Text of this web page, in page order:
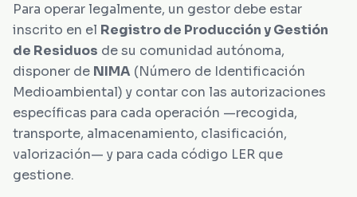
Para operar legalmente, un gestor debe estar
inscrito en el Registro de Producción y Gestión
de Residuos de su comunidad autónoma,
disponer de NIMA (Número de Identificación
Medioambiental) y contar con las autorizaciones
específicas para cada operación —recogida,
transporte, almacenamiento, clasificación,
valorización— y para cada código LER que
gestione.